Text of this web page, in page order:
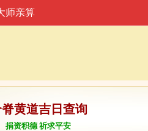
师亲算
黄道吉日查询
捐资积德 祈求平安